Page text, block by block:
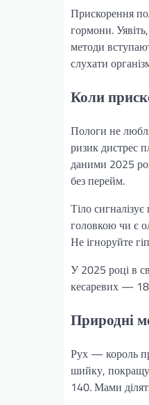
Прискорення
гормони.
методи
слухати
Коли
Пологи не
ризик дистрес
даними 2025
без перейм.
Тіло
головкою чи є
Не ігноруйте
У 2025 році в
кесаревих —
Природні
Рух — король
шийку,
140. Мами